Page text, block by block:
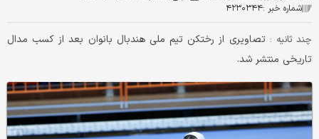
شماره خبر :۴۲۳۰۳۴۴
چند ثانیه :تصاویری از رختکن تیم ملی هندبال بانوان بعد از کسب مدال
تاریخی منتشر شد.